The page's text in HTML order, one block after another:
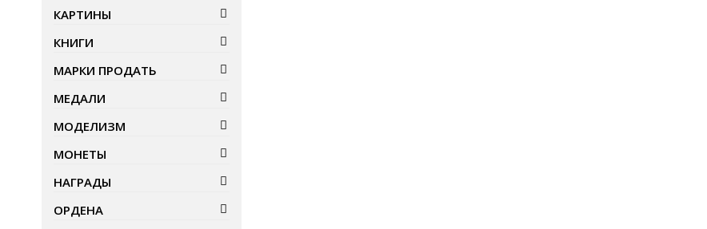
КАРТИНЫ
КНИГИ
МАРКИ ПРОДАТЬ
МЕДАЛИ
МОДЕЛИЗМ
МОНЕТЫ
НАГРАДЫ
ОРДЕНА